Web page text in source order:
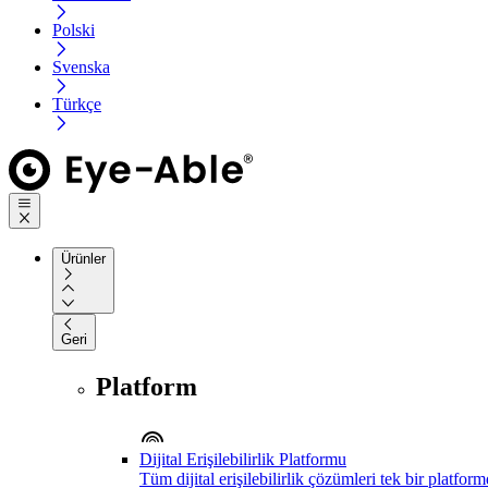
Polski
Svenska
Türkçe
Ürünler
Geri
Platform
Dijital Erişilebilirlik Platformu
Tüm dijital erişilebilirlik çözümleri tek bir